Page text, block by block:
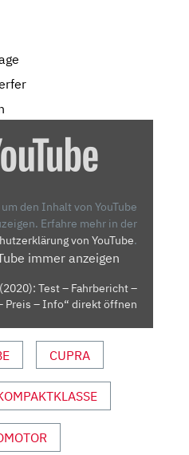
den Inhalt von YouTube
Erfahre mehr in der
von YouTube.
immer anzeigen
Test – Fahrbericht –
Preis – Info“ direkt öffnen
CUPRA